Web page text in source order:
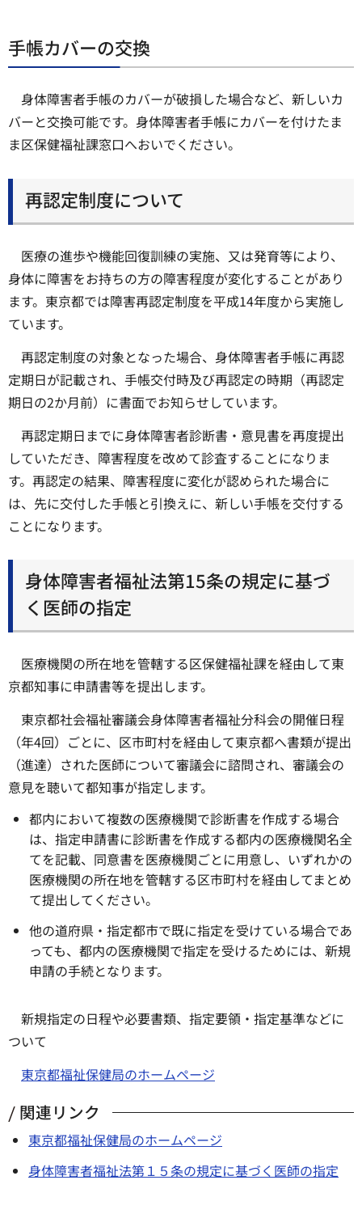
手帳カバーの交換
身体障害者手帳のカバーが破損した場合など、新しいカ
バーと交換可能です。身体障害者手帳にカバーを付けたま
ま区保健福祉課窓口へおいでください。
再認定制度について
医療の進歩や機能回復訓練の実施、又は発育等により、
身体に障害をお持ちの方の障害程度が変化することがあり
ます。東京都では障害再認定制度を平成14年度から実施し
ています。
再認定制度の対象となった場合、身体障害者手帳に再認
定期日が記載され、手帳交付時及び再認定の時期（再認定
期日の2か月前）に書面でお知らせしています。
再認定期日までに身体障害者診断書・意見書を再度提出
していただき、障害程度を改めて診査することになりま
す。再認定の結果、障害程度に変化が認められた場合に
は、先に交付した手帳と引換えに、新しい手帳を交付する
ことになります。
身体障害者福祉法第15条の規定に基づ
く医師の指定
医療機関の所在地を管轄する区保健福祉課を経由して東
京都知事に申請書等を提出します。
東京都社会福祉審議会身体障害者福祉分科会の開催日程
（年4回）ごとに、区市町村を経由して東京都へ書類が提出
（進達）された医師について審議会に諮問され、審議会の
意見を聴いて都知事が指定します。
都内において複数の医療機関で診断書を作成する場合
は、指定申請書に診断書を作成する都内の医療機関名全
てを記載、同意書を医療機関ごとに用意し、いずれかの
医療機関の所在地を管轄する区市町村を経由してまとめ
て提出してください。
他の道府県・指定都市で既に指定を受けている場合であ
っても、都内の医療機関で指定を受けるためには、新規
申請の手続となります。
新規指定の日程や必要書類、指定要領・指定基準などに
ついて
東京都福祉保健局のホームページ
関連リンク
東京都福祉保健局のホームページ
身体障害者福祉法第１５条の規定に基づく医師の指定